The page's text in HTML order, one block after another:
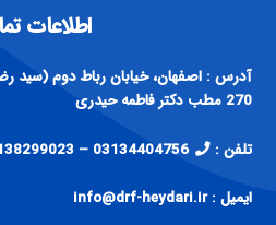
اطلاعات
آدرس : اصفهان، خیابان رباط دوم (سید
270 مطب دکتر فاطمه حیدری
تلفن : 03134404756 – 09138299023
ایمیل : info@drf-heydari.ir